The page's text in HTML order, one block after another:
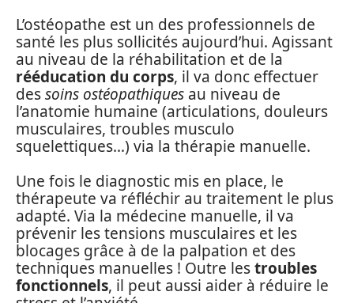
L’ostéopathe est un des professionnels de
santé les plus sollicités aujourd’hui. Agissant
au niveau de la réhabilitation et de la
rééducation du corps, il va donc effectuer
dessoins ostéopathiques au niveau de
l’anatomie humaine (articulations, douleurs
musculaires, troubles musculo
squelettiques…) via la thérapie manuelle.
Une fois le diagnostic mis en place, le
thérapeute va réfléchir au traitement le plus
adapté. Via la médecine manuelle, il va
prévenir les tensions musculaires et les
blocages grâce à de la palpation et des
techniques manuelles ! Outre lestroubles
fonctionnels, il peut aussi aider à réduire le